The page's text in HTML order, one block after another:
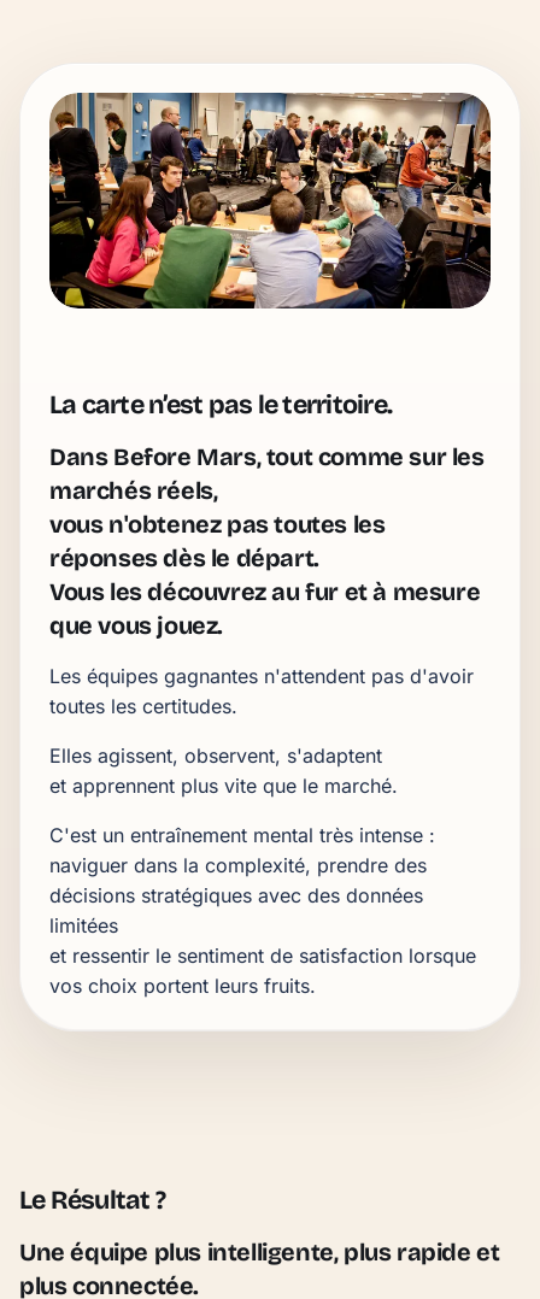
La carte n’est pas le territoire.
Dans Before Mars, tout comme sur les
marchés réels,
vous n'obtenez pas toutes les
réponses dès le départ.
Vous les découvrez au fur et à mesure
que vous jouez.
Les équipes gagnantes n'attendent pas d'avoir
toutes les certitudes.
Elles agissent, observent, s'adaptent
et apprennent plus vite que le marché.
C'est un entraînement mental très intense :
naviguer dans la complexité, prendre des
décisions stratégiques avec des données
limitées
et ressentir le sentiment de satisfaction lorsque
vos choix portent leurs fruits.
Le Résultat ?
Une équipe plus intelligente, plus rapide et
plus connectée.